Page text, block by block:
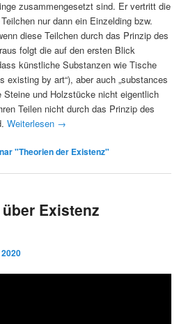
zusammengesetzt sind. Er vertritt die
nur dann ein Einzelding bzw.
diese Teilchen durch das Prinzip des
folgt die auf den ersten Blick
künstliche Substanzen wie Tische
existing by art“), aber auch „substances
Steine und Holzstücke nicht eigentlich
Teilen nicht durch das Prinzip des
Weiterlesen →
"Theorien der Existenz"
Existenz